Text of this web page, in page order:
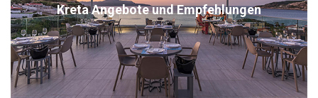
Kreta Angebote und Empfehlungen